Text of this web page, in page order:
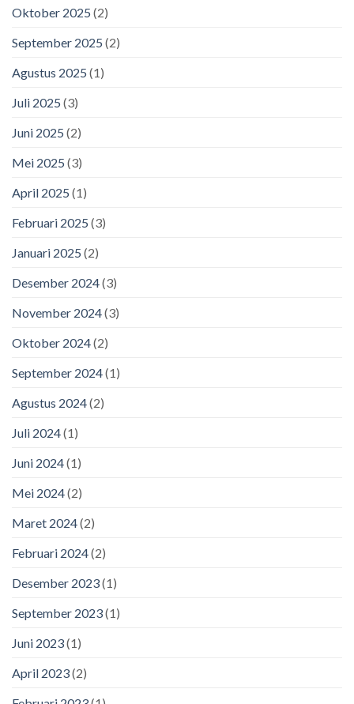
Oktober 2025 (2)
September 2025 (2)
Agustus 2025 (1)
Juli 2025 (3)
Juni 2025 (2)
Mei 2025 (3)
April 2025 (1)
Februari 2025 (3)
Januari 2025 (2)
Desember 2024(3)
November 2024(3)
Oktober 2024(2)
September 2024(1)
Agustus 2024(2)
Juli 2024(1)
Juni 2024(1)
Mei 2024(2)
Maret 2024(2)
Februari 2024(2)
Desember 2023(1)
September 2023(1)
Juni 2023(1)
April 2023(2)